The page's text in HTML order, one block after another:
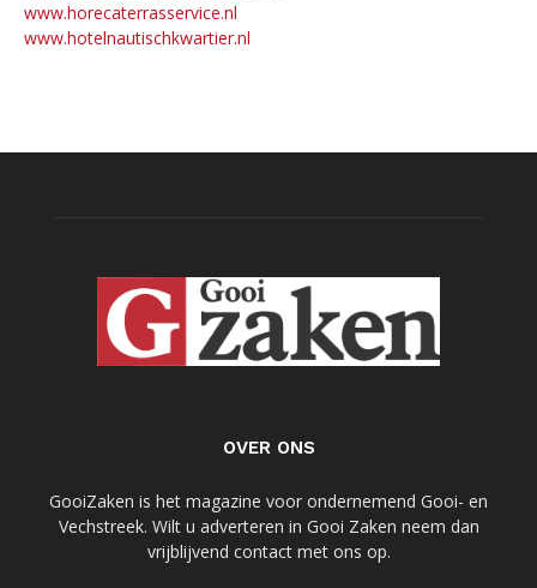
www.horecaterrasservice.nl
www.hotelnautischkwartier.nl
OVER ONS
GooiZaken is het magazine voor ondernemend Gooi- en
Vechstreek. Wilt u adverteren in Gooi Zaken neem dan
vrijblijvend contact met ons op.